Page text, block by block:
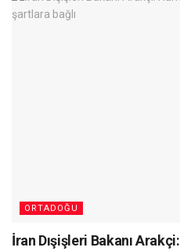
ORTADOĞU
İran Dışişleri Bakanı